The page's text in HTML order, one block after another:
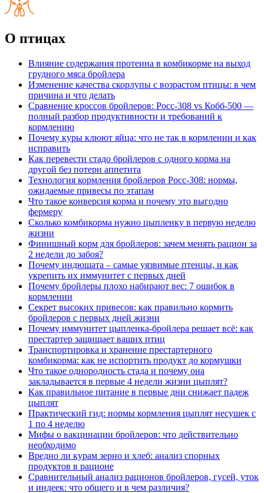
О птицах
Влияние содержания протеина в комбикорме на выход
грудного мяса бройлера
Изменение качества скорлупы с возрастом птицы: в чем
причина и что делать
Сравнение кроссов бройлеров: Росс-308 vs Кобб-500 —
полный разбор продуктивности и требований к
кормлению
Почему куры клюют яйца: что не так в кормлении и как
исправить
Как перевести стадо бройлеров с одного корма на
другой без потери аппетита
Технология кормления бройлеров Росс-308: нормы,
ожидаемые привесы по этапам
Что такое конверсия корма и почему это выгодно
фермеру
Сколько комбикорма нужно цыпленку в первую неделю
жизни
Финишный корм для бройлеров: зачем менять рацион за
2 недели до забоя?
Почему индюшата – самые уязвимые птенцы, и как
укрепить их иммунитет с первых дней
Почему бройлеры плохо набирают вес: 7 ошибок в
кормлении
Секрет высоких привесов: как правильно кормить
бройлеров с первых дней жизни
Почему иммунитет цыпленка-бройлера решает всё: как
престартер защищает ваших птиц
Транспортировка и хранение престартерного
комбикорма: как не испортить продукт до кормушки
Что такое однородность стада и почему она
закладывается в первые 4 недели жизни цыплят?
Как правильное питание в первые дни снижает падеж
цыплят
Практический гид: нормы кормления цыплят несушек с
1 по 4 неделю
Мифы о вакцинации бройлеров: что действительно
необходимо
Вредно ли курам зерно и хлеб: анализ спорных
продуктов в рационе
Сравнительный анализ рационов бройлеров, гусей, уток
и индеек: что общего и в чем различия?